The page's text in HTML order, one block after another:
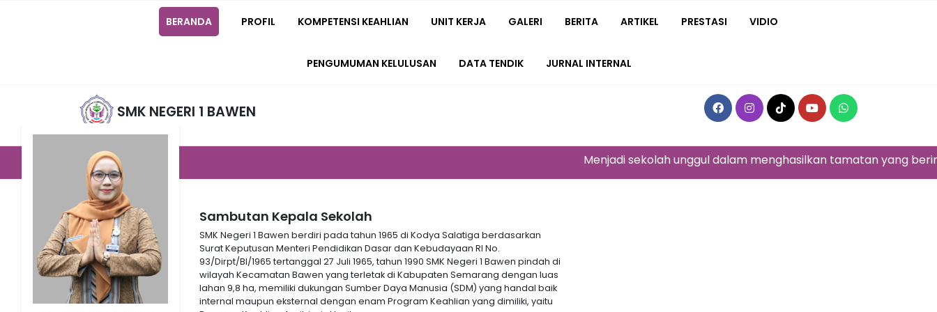
BERANDA PROFIL KOMPETENSI KEAHLIAN UNIT KERJA GALERI BERITA ARTIKEL PRESTASI VIDIO
PENGUMUMAN KELULUSAN DATA TENDIK JURNAL INTERNAL
SMK NEGERI 1 BAWEN
Menjadi sekolah unggul dalam menghasilkan tamatan yang
Sambutan Kepala Sekolah
SMK Negeri 1 Bawen berdiri pada tahun 1965 di Kodya Salatiga berdasarkan
Surat Keputusan Menteri Pendidikan Dasar dan Kebudayaan RI No.
93/Dirpt/BI/1965 tertanggal 27 Juli 1965, tahun 1990 SMK Negeri 1 Bawen pindah di
wilayah Kecamatan Bawen yang terletak di Kabupaten Semarang dengan luas
lahan 9,8 ha, memiliki dukungan Sumber Daya Manusia (SDM) yang handal baik
internal maupun eksternal dengan enam Program Keahlian yang dimiliki, yaitu